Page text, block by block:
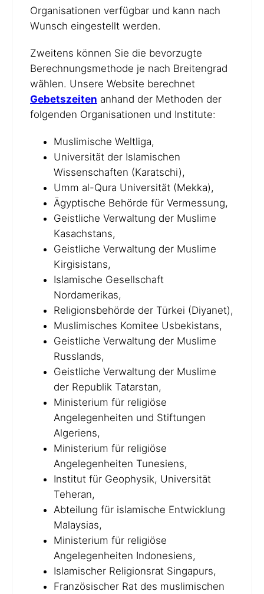
Organisationen verfügbar und kann nach
Wunsch eingestellt werden.
Zweitens können Sie die bevorzugte
Berechnungsmethode je nach Breitengrad
wählen. Unsere Website berechnet
Gebetszeiten anhand der Methoden der
folgenden Organisationen und Institute:
Muslimische Weltliga,
Universität der Islamischen
Wissenschaften (Karatschi),
Umm al-Qura Universität (Mekka),
Ägyptische Behörde für Vermessung,
Geistliche Verwaltung der Muslime
Kasachstans,
Geistliche Verwaltung der Muslime
Kirgisistans,
Islamische Gesellschaft
Nordamerikas,
Religionsbehörde der Türkei (Diyanet),
Muslimisches Komitee Usbekistans,
Geistliche Verwaltung der Muslime
Russlands,
Geistliche Verwaltung der Muslime
der Republik Tatarstan,
Ministerium für religiöse
Angelegenheiten und Stiftungen
Algeriens,
Ministerium für religiöse
Angelegenheiten Tunesiens,
Institut für Geophysik, Universität
Teheran,
Abteilung für islamische Entwicklung
Malaysias,
Ministerium für religiöse
Angelegenheiten Indonesiens,
Islamischer Religionsrat Singapurs,
Französischer Rat des muslimischen